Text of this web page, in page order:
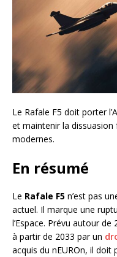
Le Rafale F5 doit porter
et maintenir la dissuasion
modernes.
En résumé
Le Rafale F5 n’est pas
actuel. Il marque une
l’Espace. Prévu autour
à partir de 2033 par un
acquis du nEUROn, il doit